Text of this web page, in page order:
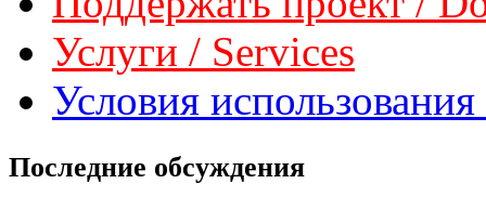
Услуги / Services
Условия
Последние обсуждения